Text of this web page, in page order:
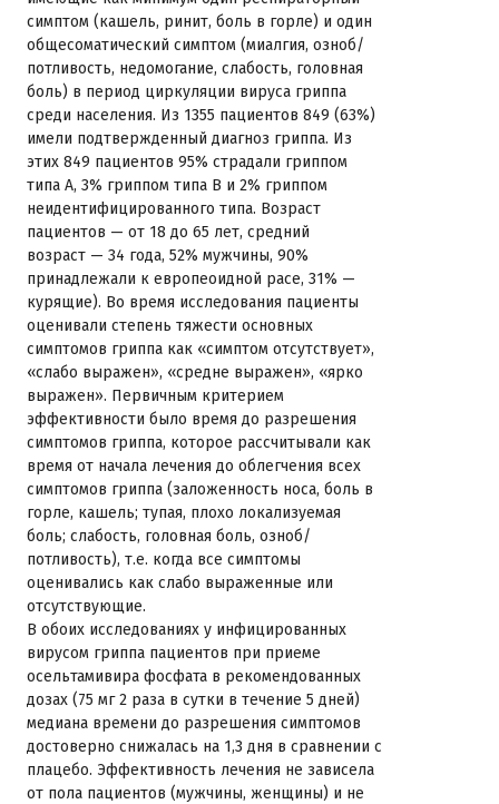
симптом (кашель, ринит, боль в горле) и один
общесоматический симптом (миалгия, озноб/
потливость, недомогание, слабость, головная
боль) в период циркуляции вируса гриппа
среди населения. Из 1355 пациентов 849 (63%)
имели подтвержденный диагноз гриппа. Из
этих 849 пациентов 95% страдали гриппом
типа А, 3% гриппом типа В и 2% гриппом
неидентифицированного типа. Возраст
пациентов — от 18 до 65 лет, средний
возраст — 34 года, 52% мужчины, 90%
принадлежали к европеоидной расе, 31% —
курящие). Во время исследования пациенты
оценивали степень тяжести основных
симптомов гриппа как «симптом отсутствует»,
«слабо выражен», «средне выражен», «ярко
выражен». Первичным критерием
эффективности было время до разрешения
симптомов гриппа, которое рассчитывали как
время от начала лечения до облегчения всех
симптомов гриппа (заложенность носа, боль в
горле, кашель; тупая, плохо локализуемая
боль; слабость, головная боль, озноб/
потливость), т.е. когда все симптомы
оценивались как слабо выраженные или
отсутствующие.
В обоих исследованиях у инфицированных
вирусом гриппа пациентов при приеме
осельтамивира фосфата в рекомендованных
дозах (75 мг 2 раза в сутки в течение 5 дней)
медиана времени до разрешения симптомов
достоверно снижалась на 1,3 дня в сравнении с
плацебо. Эффективность лечения не зависела
от пола пациентов (мужчины, женщины) и не